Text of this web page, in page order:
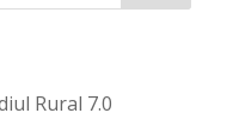
Rural 7.0